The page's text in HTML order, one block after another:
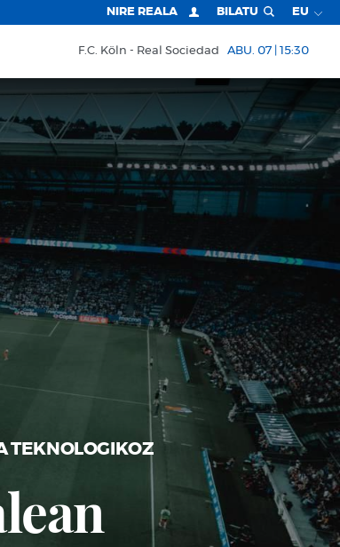
NIRE REALA BILATU EU
F.C. Köln Real Sociedad ABU. 07 | 15:30
TEKNOLOGIKOZ